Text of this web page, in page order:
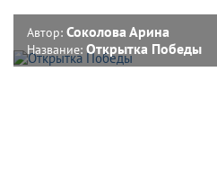
Автор: Соколова Арина
Название: Открытка Победы